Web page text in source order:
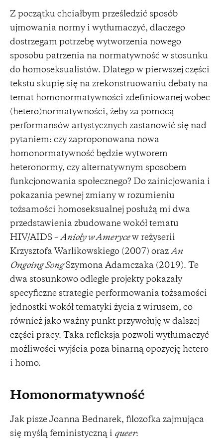
Z początku chciałbym prześledzić sposób
ujmowania normy i wytłumaczyć, dlaczego
dostrzegam potrzebę wytworzenia nowego
sposobu patrzenia na normatywność w stosunku
do homoseksualistów. Dlatego w pierwszej części
tekstu skupię się na zrekonstruowaniu debaty na
temat homonormatywności zdefiniowanej wobec
(hetero)normatywności, żeby za pomocą
performansów artystycznych zastanowić się nad
pytaniem: czy zaproponowana nowa
homonormatywność będzie wytworem
heteronormy, czy alternatywnym sposobem
funkcjonowania społecznego? Do zainicjowania i
pokazania pewnej zmiany w rozumieniu
tożsamości homoseksualnej posłużą mi dwa
przedstawienia zbudowane wokół tematu
HIV/AIDS – Anioły w Amerycew reżyserii
Krzysztofa Warlikowskiego (2007) oraz An
Ongoing SongSzymona Adamczaka (2019). Te
dwa stosunkowo odległe projekty pokazały
specyficzne strategie performowania tożsamości
jednostki wokół tematyki życia z wirusem, co
również jako ważny punkt przywołuję w dalszej
części pracy. Taka refleksja pozwoli wytłumaczyć
możliwości wyjścia poza binarną opozycję hetero
i homo.
Homonormatywność
Jak pisze Joanna Bednarek, filozofka zajmująca
się myślą feministyczną i queer: